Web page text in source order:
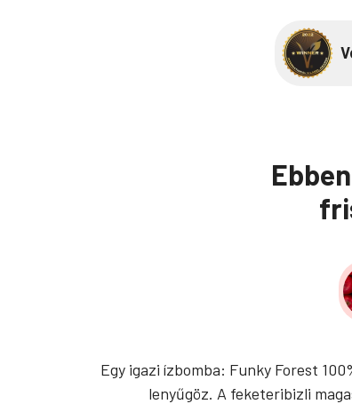
Egy igazi ízbomba: Funky Forest
lenyűgöz. A feketeribizli